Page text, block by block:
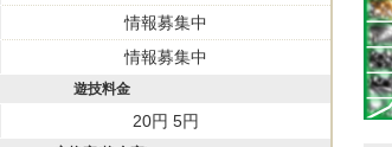
情報募集中
情報募集中
遊技料金
20円 5円